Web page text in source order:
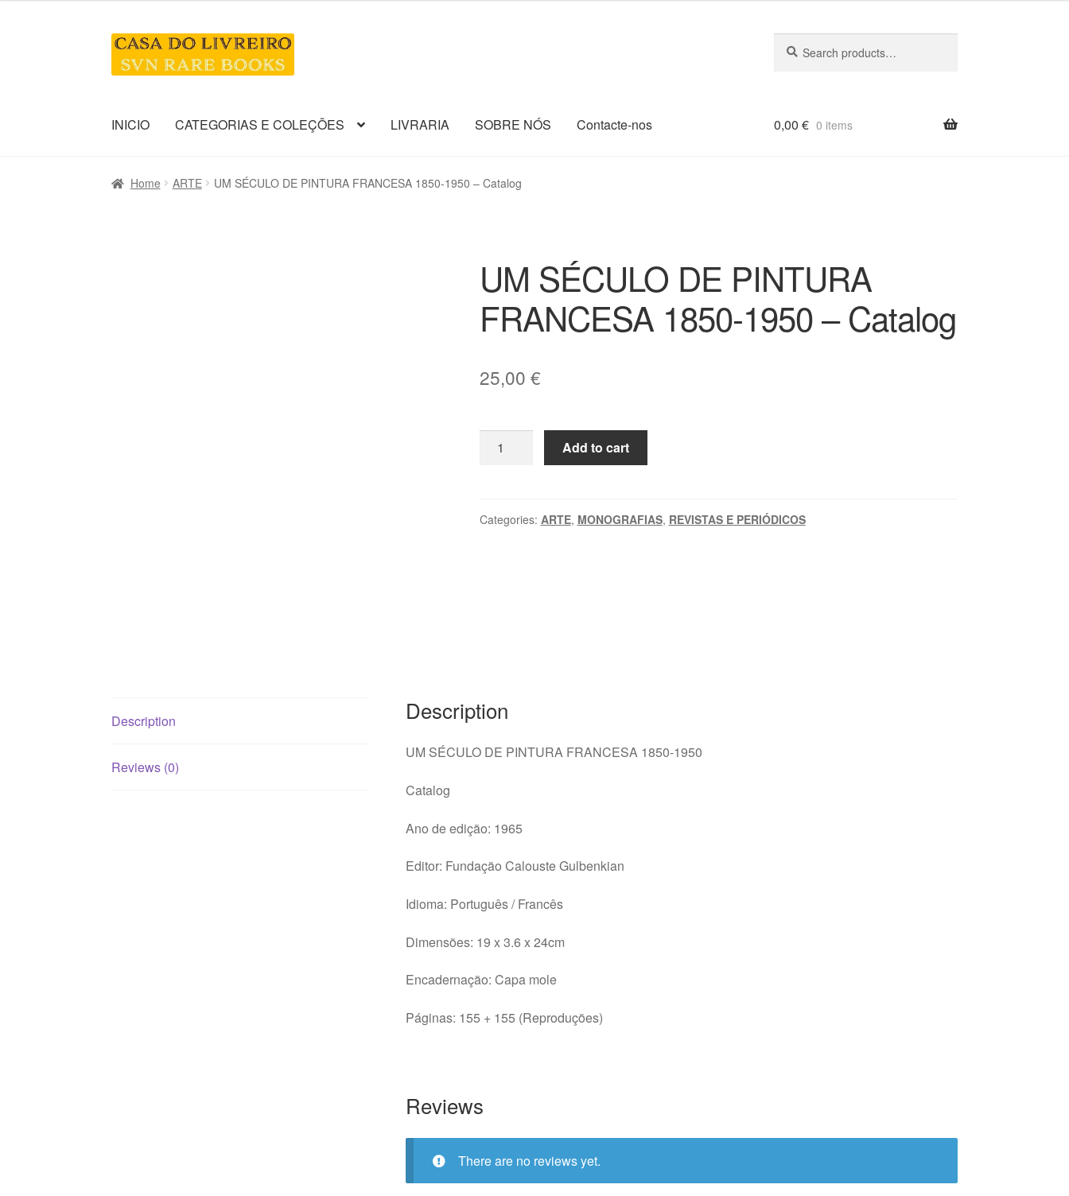
Skip
to
Skip
to
for:
INICIO CATEGORIAS E COLEÇÕES LIVRARIA SOBRE NÓS Contacte-nos 0,00 € 0 items
Home ARTE UM SÉCULO DE PINTURA FRANCESA 1850-1950 – Catalog
UM SÉCULO DE PINTURA
FRANCESA 1850-1950 – Catalog
25,00 €
SÉCULO
FRANCESA
Add to cart
Categories: ARTE, MONOGRAFIAS, REVISTAS E PERIÓDICOS
Description
Reviews (0)
Description
UM SÉCULO DE PINTURA FRANCESA 1850-1950
Catalog
Ano de edição: 1965
Editor: Fundação Calouste Gulbenkian
Idioma: Português / Francês
Dimensões: 19 x 3.6 x 24cm
Encadernação: Capa mole
Páginas: 155 + 155 (Reproduções)
Reviews
There are no reviews yet.